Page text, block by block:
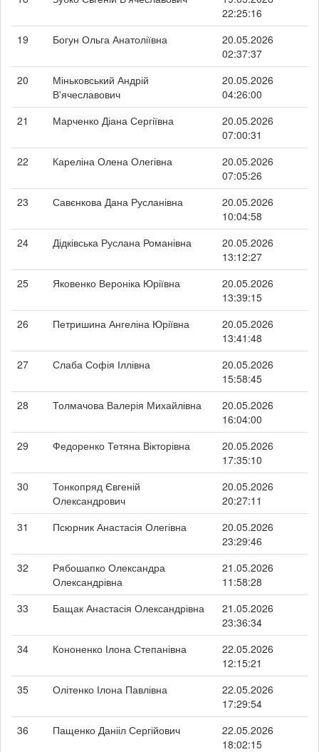
22:25:16
19
Богун Ольга Анатоліївна
20.05.2026
02:37:37
20
Міньковський Андрій
В'ячеславович
20.05.2026
04:26:00
21
Марченко Діана Сергіївна
20.05.2026
07:00:31
22
Кареліна Олена Олегівна
20.05.2026
07:05:26
23
Савєнкова Дана Русланівна
20.05.2026
10:04:58
24
Дідківська Руслана Романівна
20.05.2026
13:12:27
25
Яковенко Вероніка Юріївна
20.05.2026
13:39:15
26
Петришина Ангеліна Юріївна
20.05.2026
13:41:48
27
Слаба Софія Іллівна
20.05.2026
15:58:45
28
Толмачова Валерія Михайлівна
20.05.2026
16:04:00
29
Федоренко Тетяна Вікторівна
20.05.2026
17:35:10
30
Тонкопряд Євгеній
Олександрович
20.05.2026
20:27:11
31
Псюрник Анастасія Олегівна
20.05.2026
23:29:46
32
Рябошапко Олександра
Олександрівна
21.05.2026
11:58:28
33
Бащак Анастасія Олександрівна
21.05.2026
23:36:34
34
Кононенко Ілона Степанівна
22.05.2026
12:15:21
35
Олітенко Ілона Павлівна
22.05.2026
17:29:54
36
Пащенко Данііл Сергійович
22.05.2026
18:02:15